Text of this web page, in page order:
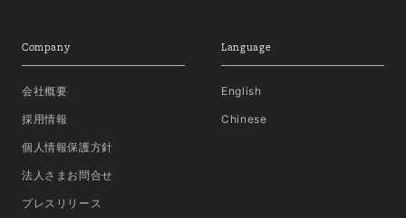
Company
会社概要
採用情報
個人情報保護方針
法人さまお問合せ
プレスリリース
Language
English
Chinese